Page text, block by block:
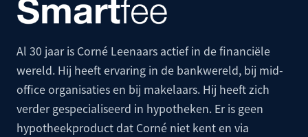
Al 30 jaar is Corné Leenaars actief in de financiële
wereld. Hij heeft ervaring in de bankwereld, bij mid-
office organisaties en bij makelaars. Hij heeft zich
verder gespecialiseerd in hypotheken. Er is geen
hypotheekproduct dat Corné niet kent en via